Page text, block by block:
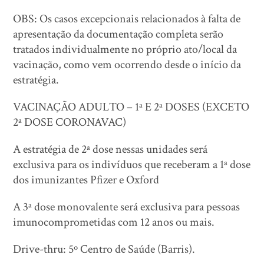
OBS: Os casos excepcionais relacionados à falta de
apresentação da documentação completa serão
tratados individualmente no próprio ato/local da
vacinação, como vem ocorrendo desde o início da
estratégia.
VACINAÇÃO ADULTO – 1ª E 2ª DOSES (EXCETO
2ª DOSE CORONAVAC)
A estratégia de 2ª dose nessas unidades será
exclusiva para os indivíduos que receberam a 1ª dose
dos imunizantes Pfizer e Oxford
A 3ª dose monovalente será exclusiva para pessoas
imunocomprometidas com 12 anos ou mais.
Drive-thru: 5º Centro de Saúde (Barris).